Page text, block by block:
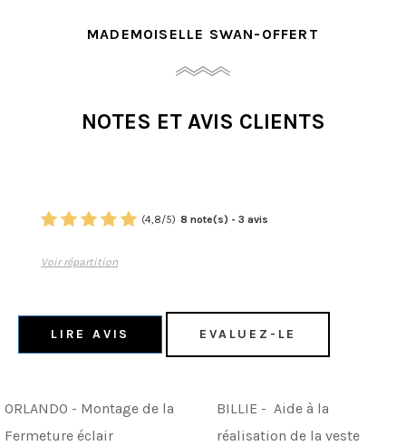
MADEMOISELLE SWAN-OFFERT
NOTES ET AVIS CLIENTS
(4,8/5) 8 note(s) - 3 avis
Voir répartition
LIRE AVIS EVALUEZ-LE
ORLANDO - Montage de la
Fermeture éclair
BILLIE - Aide à la
réalisation de la veste